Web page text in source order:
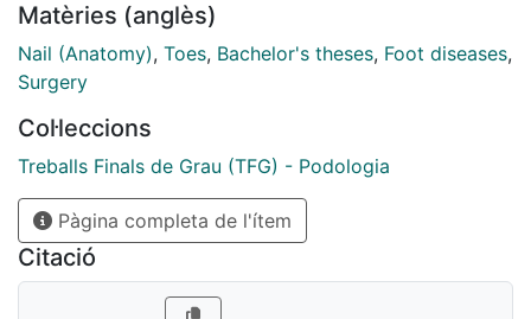
mejoras que estas aportan.
Matèries (anglès)
Nail (Anatomy), Toes, Bachelor's theses, Foot diseases,
Surgery
Col·leccions
Treballs Finals de Grau (TFG) - Podologia
Pàgina completa de l'ítem
Citació